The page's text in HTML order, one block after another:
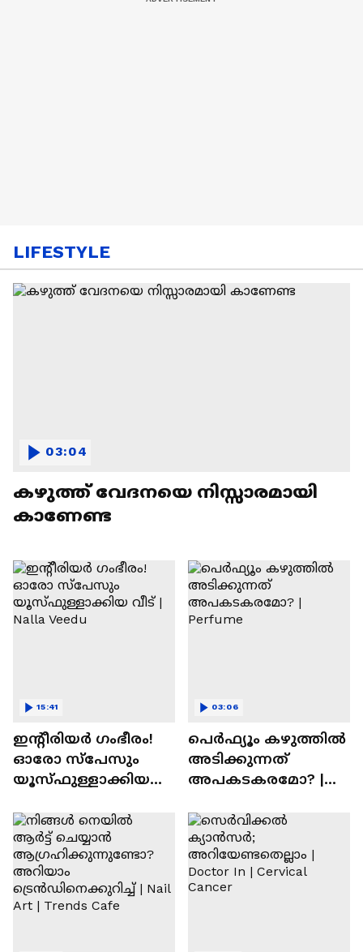
LIFESTYLE
കഴുത്ത് വേദനയെ നിസ്സാരമായി
കാണേണ്ട
03:04
ഇന്റീരിയർ ഗംഭീരം!
ഓരോ സ്‌പേസും
യൂസ്ഫുള്ളാക്കിയ
15:41
പെർഫ്യൂം കഴുത്തിൽ
അടിക്കുന്നത്
അപകടകരമോ? |
03:06